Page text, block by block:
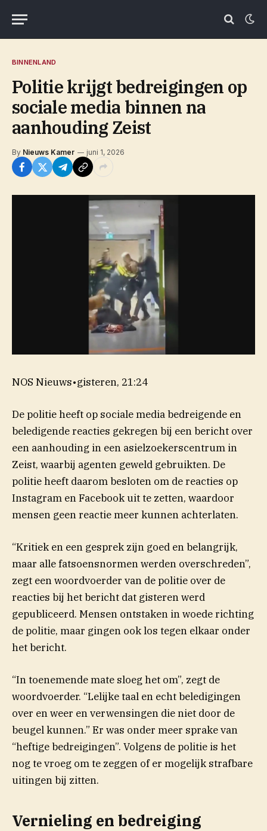
BINNENLAND
Politie krijgt bedreigingen op
sociale media binnen na
aanhouding Zeist
By Nieuws Kamer juni 1, 2026
NOS Nieuws•gisteren, 21:24
De politie heeft op sociale media bedreigende en
beledigende reacties gekregen bij een bericht over
een aanhouding in een asielzoekerscentrum in
Zeist, waarbij agenten geweld gebruikten. De
politie heeft daarom besloten om de reacties op
Instagram en Facebook uit te zetten, waardoor
mensen geen reactie meer kunnen achterlaten.
“Kritiek en een gesprek zijn goed en belangrijk,
maar alle fatsoensnormen werden overschreden”,
zegt een woordvoerder van de politie over de
reacties bij het bericht dat gisteren werd
gepubliceerd. Mensen ontstaken in woede richting
de politie, maar gingen ook los tegen elkaar onder
het bericht.
“In toenemende mate sloeg het om”, zegt de
woordvoerder. “Lelijke taal en echt beledigingen
over en weer en verwensingen die niet door de
beugel kunnen.” Er was onder meer sprake van
“heftige bedreigingen”. Volgens de politie is het
nog te vroeg om te zeggen of er mogelijk strafbare
uitingen bij zitten.
Vernieling en bedreiging